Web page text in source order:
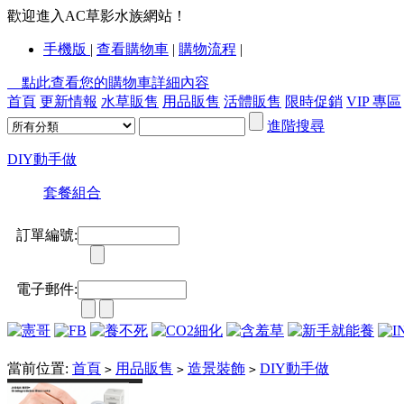
歡迎進入AC草影水族網站！
手機版 | 查看購物車 | 購物流程 |
點此查看您的購物車詳細內容
首頁 更新情報 水草販售 用品販售 活體販售 限時促銷 VIP 專區
進階搜尋
DIY動手做
套餐組合
訂單編號:
電子郵件:
當前位置: 首頁 > 用品販售 > 造景裝飾 > DIY動手做